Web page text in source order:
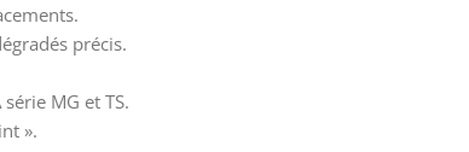
précis.
MG et TS.
».